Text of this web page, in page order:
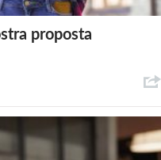
proposta